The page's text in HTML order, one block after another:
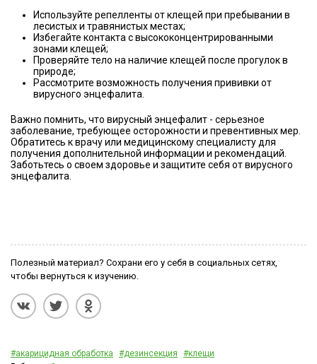
Используйте репелленты от клещей при пребывании в
лесистых и травянистых местах;
Избегайте контакта с высококонцентрированными
зонами клещей;
Проверяйте тело на наличие клещей после прогулок в
природе;
Рассмотрите возможность получения прививки от
вирусного энцефалита.
Важно помнить, что вирусный энцефалит - серьезное
заболевание, требующее осторожности и превентивных мер.
Обратитесь к врачу или медицинскому специалисту для
получения дополнительной информации и рекомендаций.
Заботьтесь о своем здоровье и защитите себя от вирусного
энцефалита.
Полезный материал? Сохрани его у себя в социальных сетях,
чтобы вернуться к изучению.
#акарицидная обработка #дезинсекция
#клещи